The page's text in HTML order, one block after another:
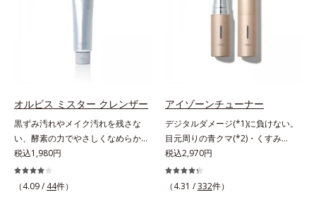
わりながらうるおいを与え、バリア
機能を維持。ニキビができにくい肌
導体(*3)と5種の整肌成分(*4)から成
る「ナノVCショットカプセル(*5)」
て、高い浸透力(*6)と安定性を実
現。毛穴の目立ちをしっかりケア
(*7)して、ゆらぎやすいニキビ肌
を、みずみずしい清潔な垢抜け肌
(*1)へと導きます。たっぷりの保湿
成分で低刺激。敏感肌の方にもお使
分を組み合わせた「MULTI-３※」
を配合。さらに、ミツロウ、ヒアル
ロン酸、コラーゲン配合で、唇にう
ス、ビワ葉エキス、カミツレ花エキ
オルビス ミスター クレンザー
黒ずみ汚れやメイク汚れを残さな
い、酵素の力でやさしくなめらかに
洗い上げるW洗顔不要のスペシャル
クレンザー。過剰な皮脂とその皮脂
汚れが詰まって発生する黒ずみ汚れ
税込1,980円
（4.09 / 44件）
アイゾーンチューナー
デジタルダメージ(*1)に負けない。
目元周りの青クマ(*2)・くすみ
(*3)・乾燥をケアする目元用スティ
ック状美容液。目元周りにあらわれ
る青クマ(*2)・くすみ(*3)・乾燥
税込2,970円
（4.31 /332件）